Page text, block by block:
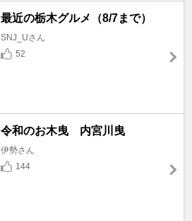
最近の栃木グルメ（8/7まで）
SNJ_Uさん
52
令和のお木曳 内宮川曳
伊勢さん
144